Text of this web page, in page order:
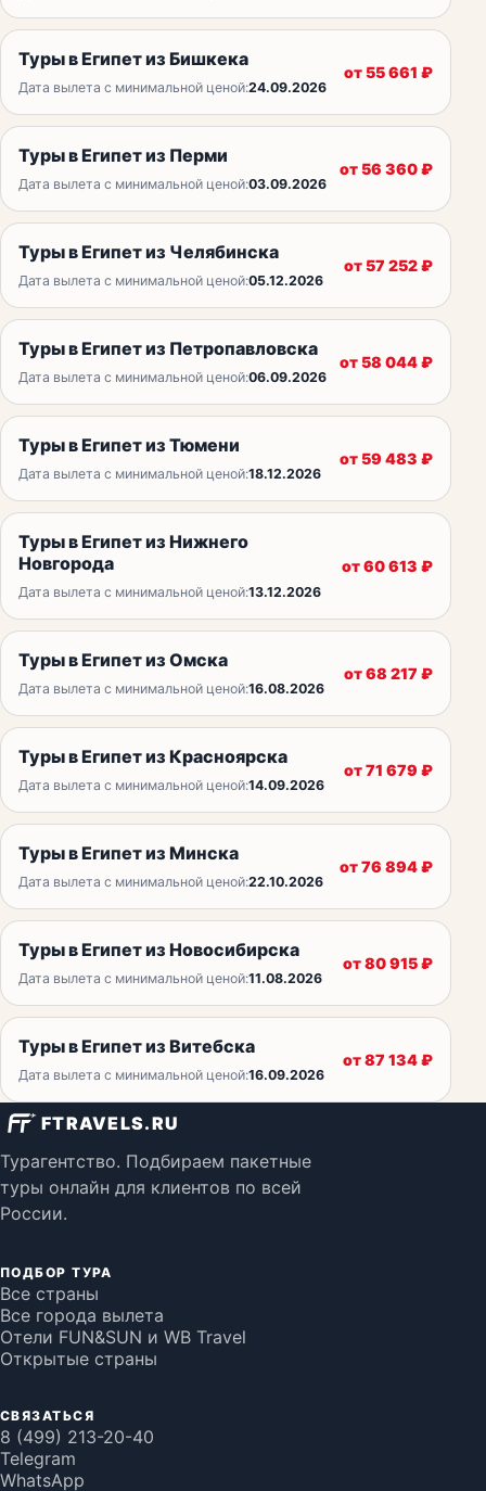
Туры в Египет из Бишкека
Дата вылета с минимальной ценой:24.09.2026
от55 661 ₽
Туры в Египет из Перми
Дата вылета с минимальной ценой:03.09.2026
от56 360₽
Туры в Египет из Челябинска
Дата вылета с минимальной ценой:05.12.2026
от57 252₽
Туры в Египет из Петропавловска
Дата вылета с минимальной ценой:06.09.2026
от58 044₽
Туры в Египет из Тюмени
Дата вылета с минимальной ценой:18.12.2026
от59 483 ₽
Туры в Египет из Нижнего
Новгорода
Дата вылета с минимальной ценой:13.12.2026
от60 613 ₽
Туры в Египет из Омска
Дата вылета с минимальной ценой:16.08.2026
от68 217 ₽
Туры в Египет из Красноярска
Дата вылета с минимальной ценой:14.09.2026
от71 679 ₽
Туры в Египет из Минска
Дата вылета с минимальной ценой:22.10.2026
от76 894₽
Туры в Египет из Новосибирска
Дата вылета с минимальной ценой:11.08.2026
от80 915₽
Туры в Египет из Витебска
Дата вылета с минимальной ценой:16.09.2026
от87 134₽
FTRAVELS.RU
Турагентство. Подбираем пакетные
туры онлайн для клиентов по всей
России.
ПОДБОР ТУРА
Все страны
Все города вылета
Отели FUN&SUN и WB Travel
Открытые страны
СВЯЗАТЬСЯ
8 (499) 213-20-40
Telegram
WhatsApp